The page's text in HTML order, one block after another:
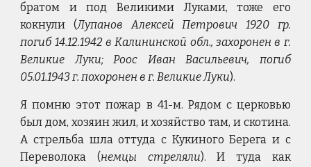
братом и под Великими Луками, тоже его
кокнули (Лупанов Алексей Петрович 1920 гр.
погиб 14.12.1942 в Калининской обл., захоронен в г.
Великие Луки; Роос Иван Васильевич, погиб
05.01.1943 г. похоронен в г. Великие Луки).
Я помню этот пожар в 41-м. Рядом с церковью
был дом, хозяин жил, и хозяйство там, и скотина.
А стрельба шла оттуда с Кукиного Берега и с
Переволока (немцы стреляли). И туда как